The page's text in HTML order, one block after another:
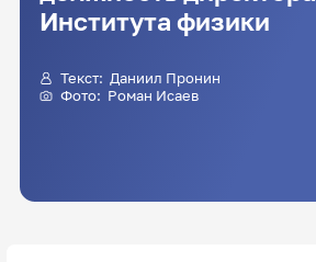
Института физики
Текст: Даниил Пронин
Фото: Роман Исаев